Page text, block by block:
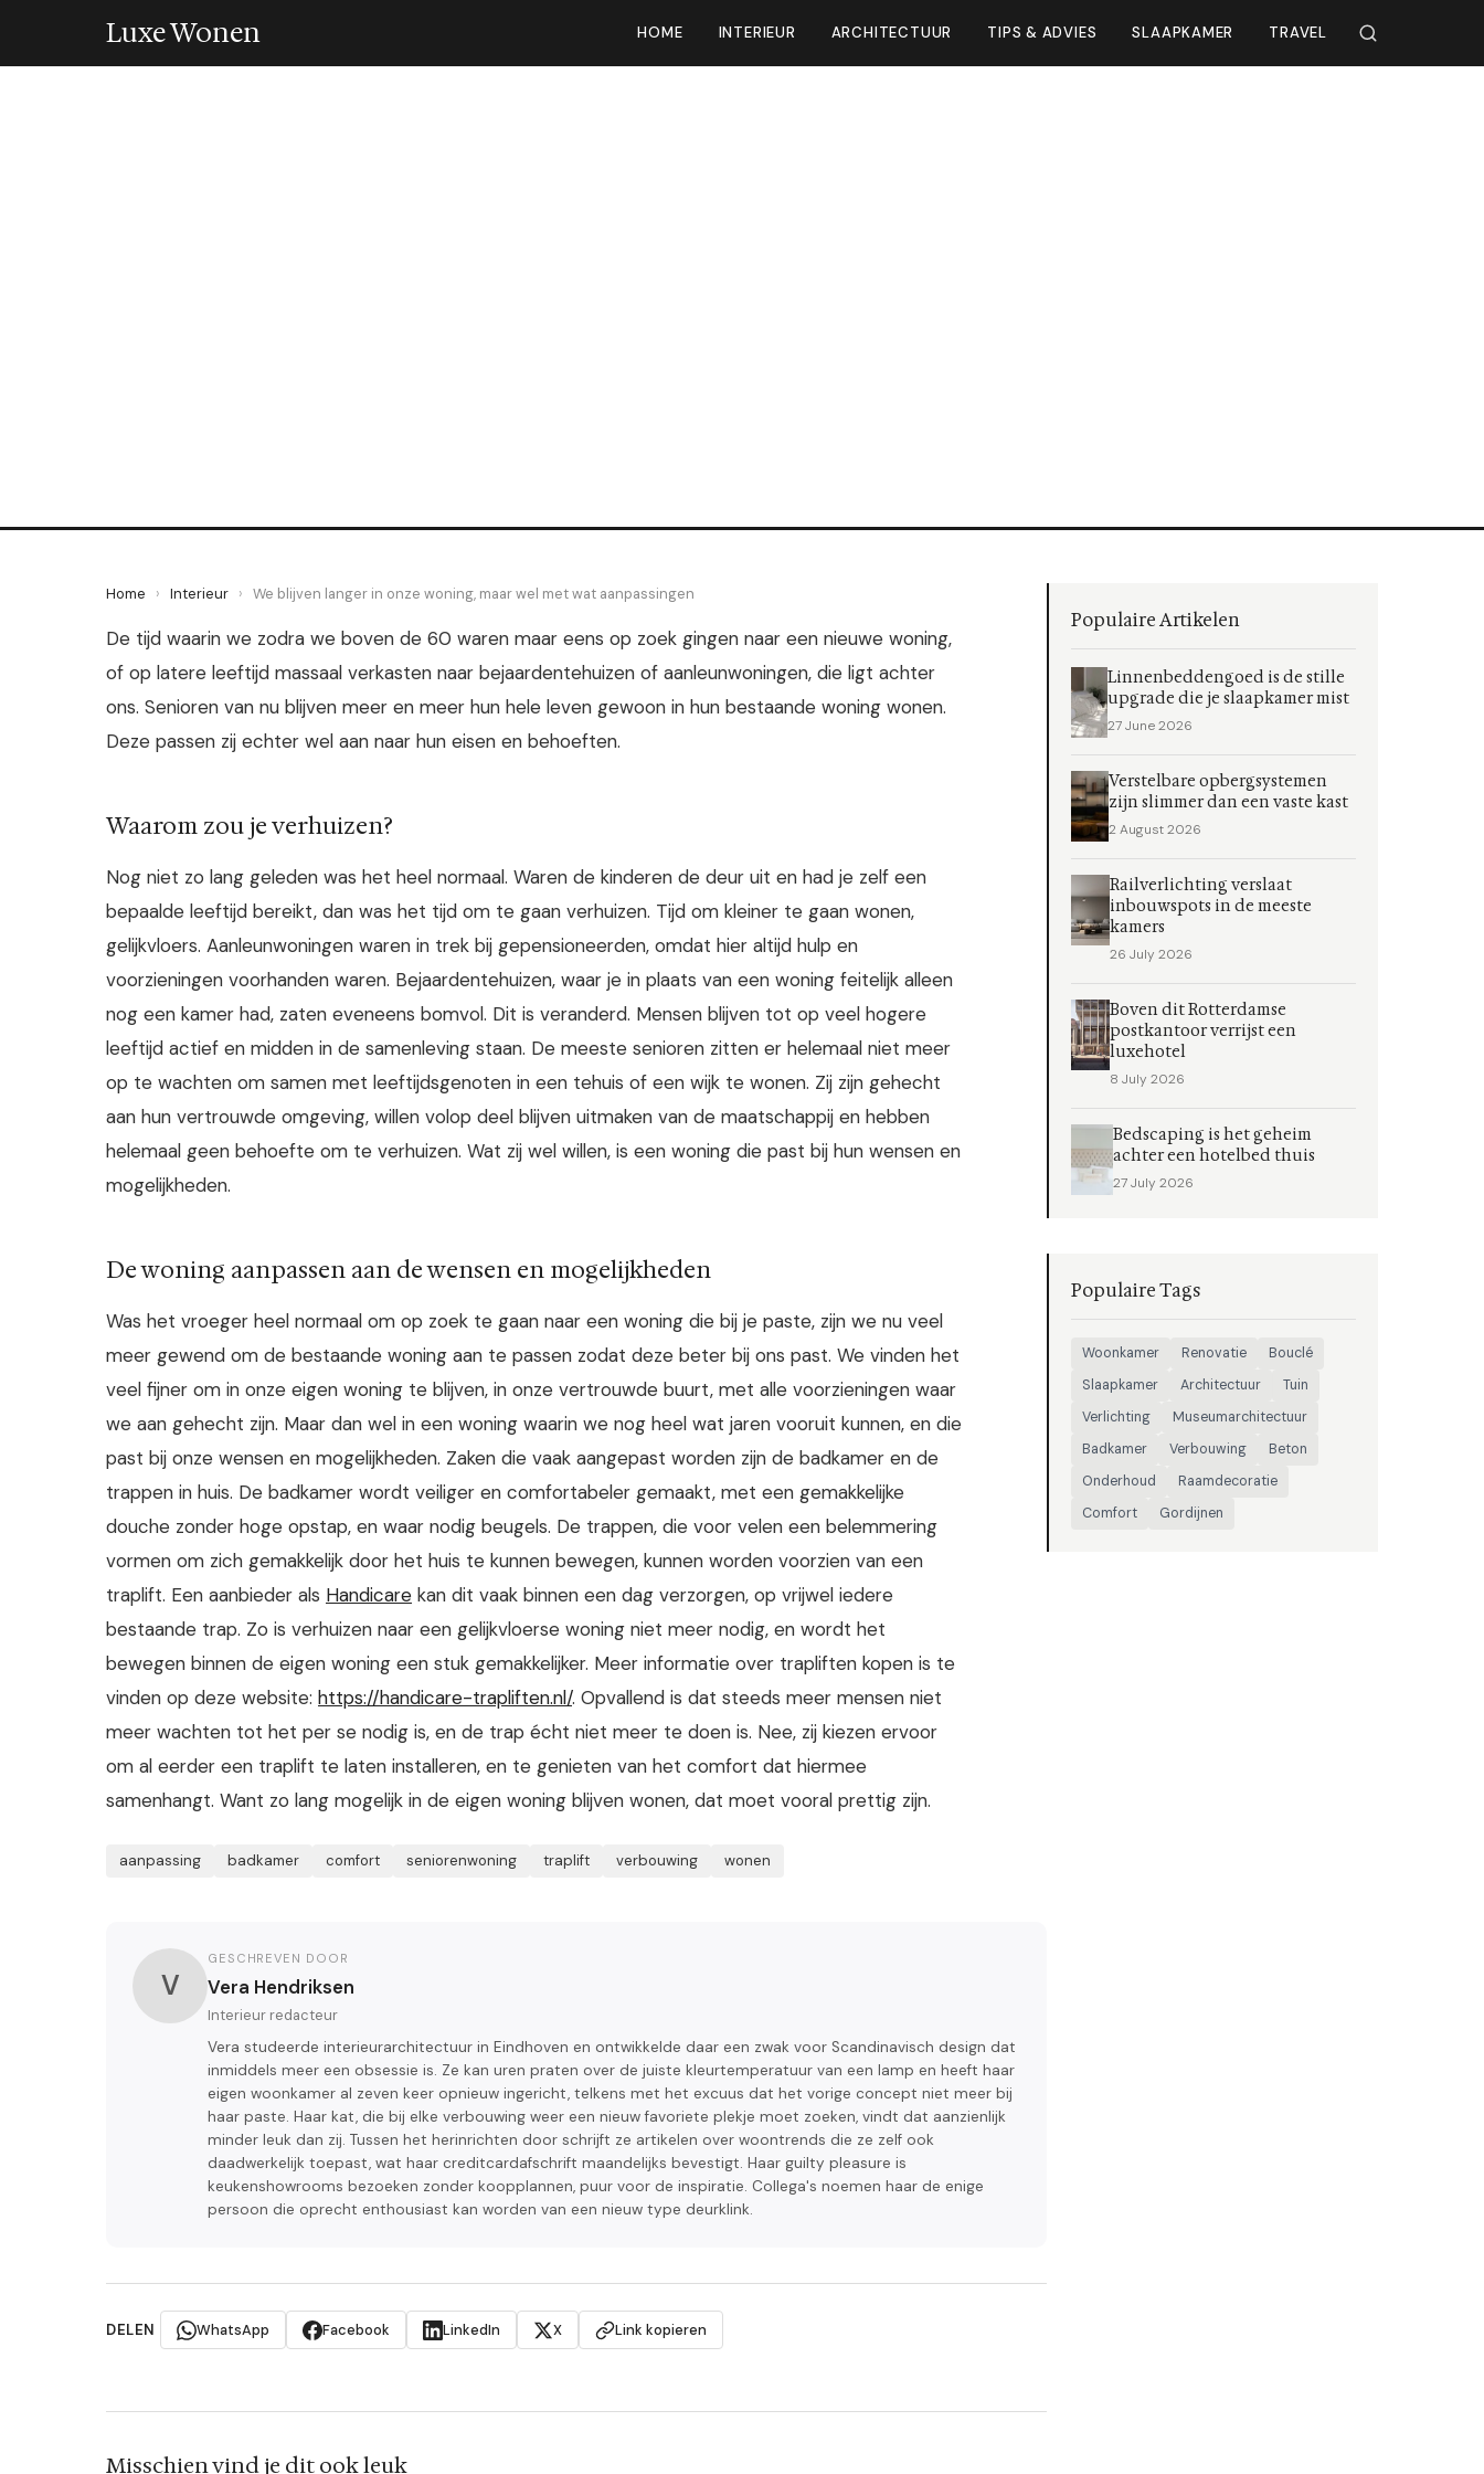
Luxe Wonen HOME INTERIEUR ARCHITECTUUR TIPS & ADVIES SLAAPKAMER TRAVEL
Home › Interieur › We blijven langer in onze woning, maar wel met wat aanpassingen
De tijd waarin we zodra we boven de 60 waren maar eens op zoek gingen naar een nieuwe woning,
of op latere leeftijd massaal verkasten naar bejaardentehuizen of aanleunwoningen, die ligt achter
ons. Senioren van nu blijven meer en meer hun hele leven gewoon in hun bestaande woning wonen.
Deze passen zij echter wel aan naar hun eisen en behoeften.
Waarom zou je verhuizen?
Nog niet zo lang geleden was het heel normaal. Waren de kinderen de deur uit en had je zelf een
bepaalde leeftijd bereikt, dan was het tijd om te gaan verhuizen. Tijd om kleiner te gaan wonen,
gelijkvloers. Aanleunwoningen waren in trek bij gepensioneerden, omdat hier altijd hulp en
voorzieningen voorhanden waren. Bejaardentehuizen, waar je in plaats van een woning feitelijk alleen
nog een kamer had, zaten eveneens bomvol. Dit is veranderd. Mensen blijven tot op veel hogere
leeftijd actief en midden in de samenleving staan. De meeste senioren zitten er helemaal niet meer
op te wachten om samen met leeftijdsgenoten in een tehuis of een wijk te wonen. Zij zijn gehecht
aan hun vertrouwde omgeving, willen volop deel blijven uitmaken van de maatschappij en hebben
helemaal geen behoefte om te verhuizen. Wat zij wel willen, is een woning die past bij hun wensen en
mogelijkheden.
De woning aanpassen aan de wensen en mogelijkheden
Was het vroeger heel normaal om op zoek te gaan naar een woning die bij je paste, zijn we nu veel
meer gewend om de bestaande woning aan te passen zodat deze beter bij ons past. We vinden het
veel fijner om in onze eigen woning te blijven, in onze vertrouwde buurt, met alle voorzieningen waar
we aan gehecht zijn. Maar dan wel in een woning waarin we nog heel wat jaren vooruit kunnen, en die
past bij onze wensen en mogelijkheden. Zaken die vaak aangepast worden zijn de badkamer en de
trappen in huis. De badkamer wordt veiliger en comfortabeler gemaakt, met een gemakkelijke
douche zonder hoge opstap, en waar nodig beugels. De trappen, die voor velen een belemmering
vormen om zich gemakkelijk door het huis te kunnen bewegen, kunnen worden voorzien van een
traplift. Een aanbieder als Handicare kan dit vaak binnen een dag verzorgen, op vrijwel iedere
bestaande trap. Zo is verhuizen naar een gelijkvloerse woning niet meer nodig, en wordt het
bewegen binnen de eigen woning een stuk gemakkelijker. Meer informatie over trapliften kopen is te
vinden op deze website: https://handicare-trapliften.nl/. Opvallend is dat steeds meer mensen niet
meer wachten tot het per se nodig is, en de trap écht niet meer te doen is. Nee, zij kiezen ervoor
om al eerder een traplift te laten installeren, en te genieten van het comfort dat hiermee
samenhangt. Want zo lang mogelijk in de eigen woning blijven wonen, dat moet vooral prettig zijn.
aanpassing badkamer comfort seniorenwoning traplift verbouwing wonen
V
GESCHREVEN DOOR
Vera Hendriksen
Interieur redacteur
Vera studeerde interieurarchitectuur in Eindhoven en ontwikkelde daar een zwak voor Scandinavisch design dat
inmiddels meer een obsessie is. Ze kan uren praten over de juiste kleurtemperatuur van een lamp en heeft haar
eigen woonkamer al zeven keer opnieuw ingericht, telkens met het excuus dat het vorige concept niet meer bij
haar paste. Haar kat, die bij elke verbouwing weer een nieuw favoriete plekje moet zoeken, vindt dat aanzienlijk
minder leuk dan zij. Tussen het herinrichten door schrijft ze artikelen over woontrends die ze zelf ook
daadwerkelijk toepast, wat haar creditcardafschrift maandelijks bevestigt. Haar guilty pleasure is
keukenshowrooms bezoeken zonder koopplannen, puur voor de inspiratie. Collega's noemen haar de enige
persoon die oprecht enthousiast kan worden van een nieuw type deurklink.
DELEN WhatsApp Facebook LinkedIn X Link kopieren
Misschien vind je dit ook leuk
Populaire Artikelen
Linnenbeddengoed is de stille
upgrade die je slaapkamer mist
27 June 2026
Verstelbare opbergsystemen
zijn slimmer dan een vaste kast
2 August 2026
Railverlichting verslaat
inbouwspots in de meeste
kamers
26 July 2026
Boven dit Rotterdamse
postkantoor verrijst een
luxehotel
8 July 2026
Bedscaping is het geheim
achter een hotelbed thuis
27 July 2026
Populaire Tags
Woonkamer Renovatie
Bouclé
Slaapkamer
Architectuur
Tuin
Verlichting
Museumarchitectuur
Badkamer
Verbouwing
Beton
Onderhoud
Raamdecoratie
Comfort
Gordijnen